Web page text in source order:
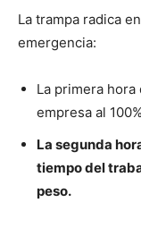
La trampa radica
emergencia:
La primera hora
empresa al
La segunda
tiempo del
peso.